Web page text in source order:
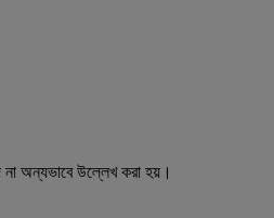
না অন্যভাবে উল্লেখ করা হয়।